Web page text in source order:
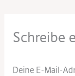
Schreibe
Deine E-Mail-